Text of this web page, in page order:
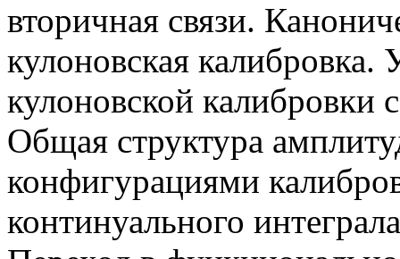
вторичная связи.
кулоновская калибровка.
кулоновской калибровки
Общая структура
конфигурациями
континуального